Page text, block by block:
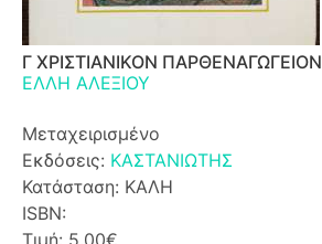
Γ ΧΡΙΣΤΙΑΝΙΚΟΝ ΠΑΡΘΕΝΑΓΩΓΕΙΟΝ
ΕΛΛΗ ΑΛΕΞΙΟΥ
Μεταχειρισμένο
Εκδόσεις: ΚΑΣΤΑΝΙΩΤΗΣ
Κατάσταση: ΚΑΛΗ
ISBN:
Τιμή: 5.00€